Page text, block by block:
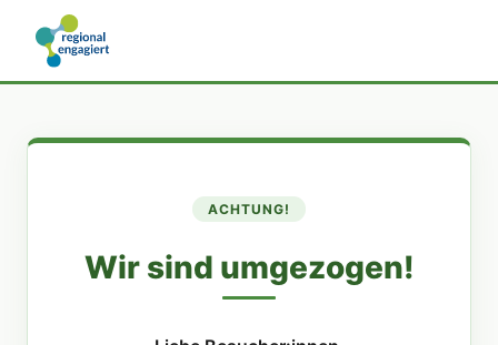
ACHTUNG!
Wir sind umgezogen!